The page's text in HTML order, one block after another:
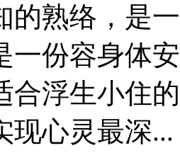
的熟络，是
一份容身体
合浮生小住
现心灵最深...